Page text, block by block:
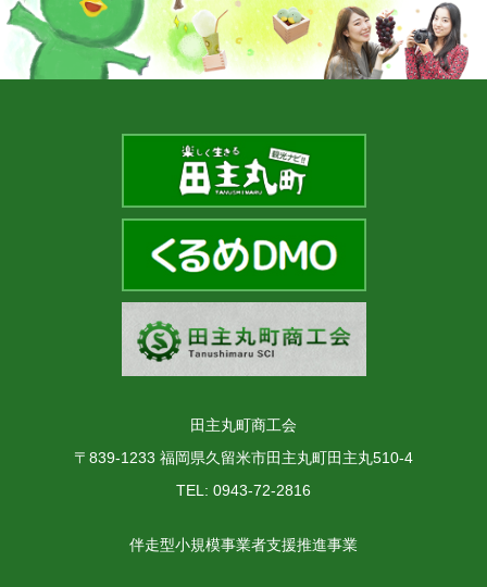
田主丸町商工会
〒839-1233 福岡県久留米市田主丸町田主丸510-4
TEL: 0943-72-2816
伴走型小規模事業者支援推進事業